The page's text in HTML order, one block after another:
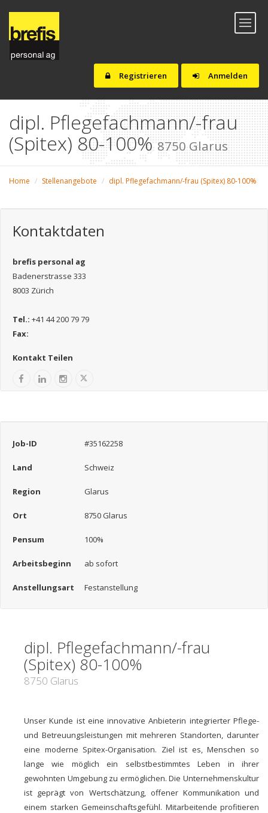
Anmelden
Registrieren
Toggle
dipl. Pflegefachmann/-frau
(Spitex) 80-100%8750 Glarus
Home Stellenangebote dipl. Pflegefachmann/-frau (Spitex) 80-100%
Kontaktdaten
brefis personal ag
Badenerstrasse 333
8003 Zürich
Tel.: +41 44 200 79 79
Fax:
Kontakt Teilen
Job-ID #35162258
Land Schweiz
Region Glarus
Ort 8750 Glarus
Pensum 100%
Arbeitsbeginn ab sofort
Anstellungsart Festanstellung
dipl. Pflegefachmann/-frau
(Spitex) 80-100%
8750 Glarus
Unser Kunde ist eine innovative Anbieterin integrierter Pflege-
und Betreuungsleistungen mit mehreren Standorten, darunter
eine moderne Spitex-Organisation. Ziel ist es, Menschen so
lange wie möglich ein selbstbestimmtes Leben in ihrer
gewohnten Umgebung zu ermöglichen. Die Unternehmenskultur
ist geprägt von Wertschätzung, offener Kommunikation und
einem starken Gemeinschaftsgefühl. Mitarbeitende profitieren